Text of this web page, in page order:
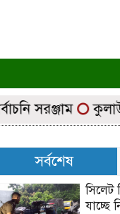
সরঞ্জাম
সর্বশেষ
সিলেট
যাচ্ছে